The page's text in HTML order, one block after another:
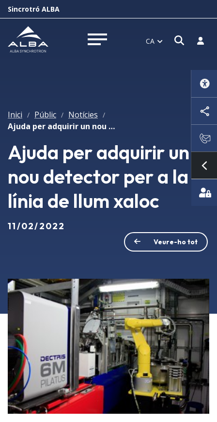
Sincrotró ALBA
Obrir menú CA Obrir
Inici / Públic / Notícies /
Ajuda per adquirir un nou detector per a la línia de llum xaloc
Ajuda per adquirir un
nou detector per a la
línia de llum xaloc
11/02/2022
Veure-ho tot